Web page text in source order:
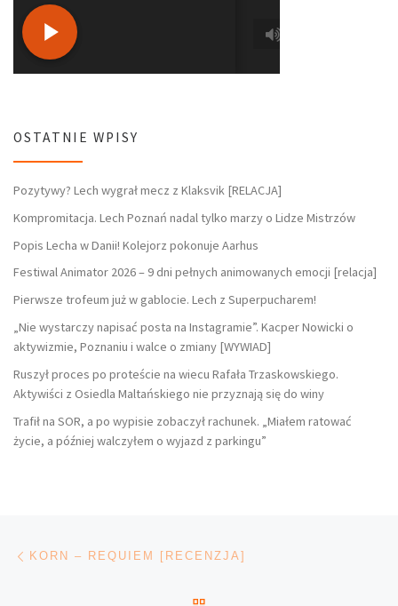
OSTATNIE WPISY
Pozytywy? Lech wygrał mecz z Klaksvik [RELACJA]
Kompromitacja. Lech Poznań nadal tylko marzy o Lidze Mistrzów
Popis Lecha w Danii! Kolejorz pokonuje Aarhus
Festiwal Animator 2026 – 9 dni pełnych animowanych emocji [relacja]
Pierwsze trofeum już w gablocie. Lech z Superpucharem!
„Nie wystarczy napisać posta na Instagramie”. Kacper Nowicki o
aktywizmie, Poznaniu i walce o zmiany [WYWIAD]
Ruszył proces po proteście na wiecu Rafała Trzaskowskiego.
Aktywiści z Osiedla Maltańskiego nie przyznają się do winy
Trafił na SOR, a po wypisie zobaczył rachunek. „Miałem ratować
życie, a później walczyłem o wyjazd z parkingu”
Nawigacja wpisu
KORN – REQUIEM [RECENZJA]